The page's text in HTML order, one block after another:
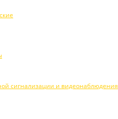
сигнализации и видеонаблюдения